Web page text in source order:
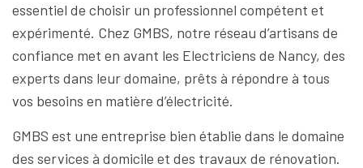
essentiel de choisir un professionnel compétent et
expérimenté. Chez GMBS, notre réseau d’artisans de
confiance met en avant les Electriciens de Nancy, des
experts dans leur domaine, prêts à répondre à tous
vos besoins en matière d’électricité.
GMBS est une entreprise bien établie dans le domaine
des services à domicile et des travaux de rénovation.